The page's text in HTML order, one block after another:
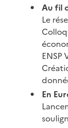
Au fil
Le
ENSP
En